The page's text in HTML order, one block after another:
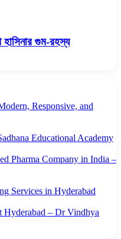
হাসিনার গুম-রহস্য
Responsive, and
Educational Academy
Pharma Company in India –
Services in Hyderabad
Hyderabad – Dr Vindhya